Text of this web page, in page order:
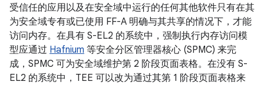
受信任的应用以及在安全域中运行的任何其他软件只有在其
为安全域专有或已使用 FF-A 明确与其共享的情况下，才能
访问内存。在具有 S-EL2 的系统中，强制执行内存访问模
型应通过 Hafnium 等安全分区管理器核心 (SPMC) 来完
成，SPMC 可为安全域维护第 2 阶段页面表格。在没有 S-
EL2 的系统中，TEE 可以改为通过其第 1 阶段页面表格来